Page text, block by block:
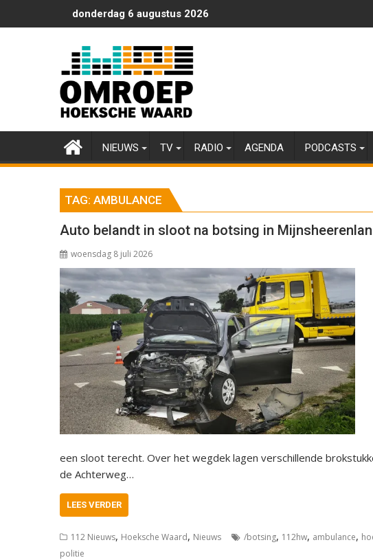
naar
donderdag 6 augustus 2026
NIEUWS TV RADIO AGENDA PODCASTS
TAG: AMBULANCE
Auto belandt in sloot na botsing in
woensdag 8 juli 2026
een sloot terecht. Over het wegdek lagen verschillende
de Achterweg…
LEES VERDER
112 Nieuws, Hoeksche Waard, Nieuws /botsing, 112hw, ambulance,
politie